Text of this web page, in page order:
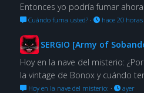
Entonces yo podría fumar
Cuándo fuma usted?· hace 20 horas
SERGIO [Army of
Hoy en la nave del misterio:
la vintage de Bonox y cuándo
Hoy en la nave del misterio: · ayer